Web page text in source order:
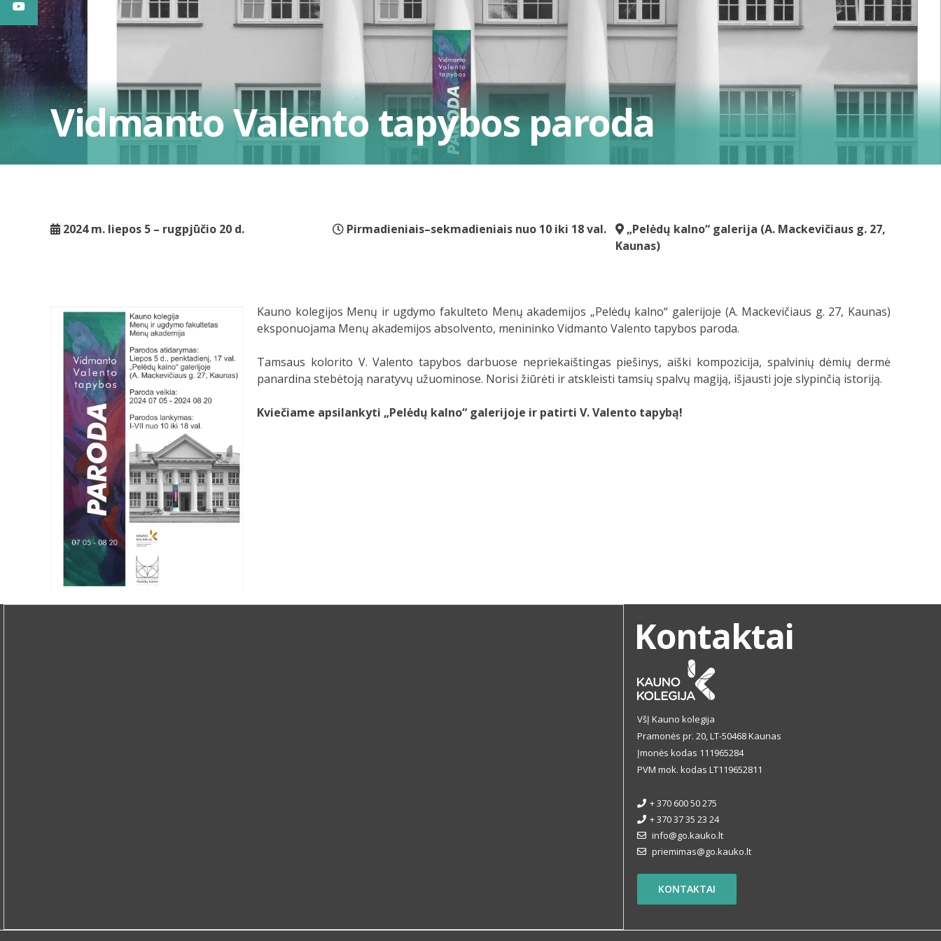
Vidmanto Valento tapybos paroda
2024 m. liepos 5 – rugpjūčio 20 d. Pirmadieniais–sekmadieniais nuo 10 iki 18 val.
„Pelėdų kalno“ galerija (A. Mackevičiaus g. 27,
Kaunas)
Kauno kolegijos Menų ir ugdymo fakulteto Menų akademijos „Pelėdų kalno“ galerijoje (A. Mackevičiaus g. 27, Kaunas)
eksponuojama Menų akademijos absolvento, menininko Vidmanto Valento tapybos paroda.
Tamsaus kolorito V. Valento tapybos darbuose nepriekaištingas piešinys, aiški kompozicija, spalvinių dėmių dermė
panardina stebėtoją naratyvų užuominose. Norisi žiūrėti ir atskleisti tamsių spalvų magiją, išjausti joje slypinčią istoriją.
Kviečiame apsilankyti „Pelėdų kalno“ galerijoje ir patirti V. Valento tapybą!
Kontaktai
VšĮ Kauno kolegija
Pramonės pr. 20, LT-50468 Kaunas
Įmonės kodas 111965284
PVM mok. kodas LT119652811
+ 370 600 50 275
+ 370 37 35 23 24
info@go.kauko.lt
priemimas@go.kauko.lt
KONTAKTAI